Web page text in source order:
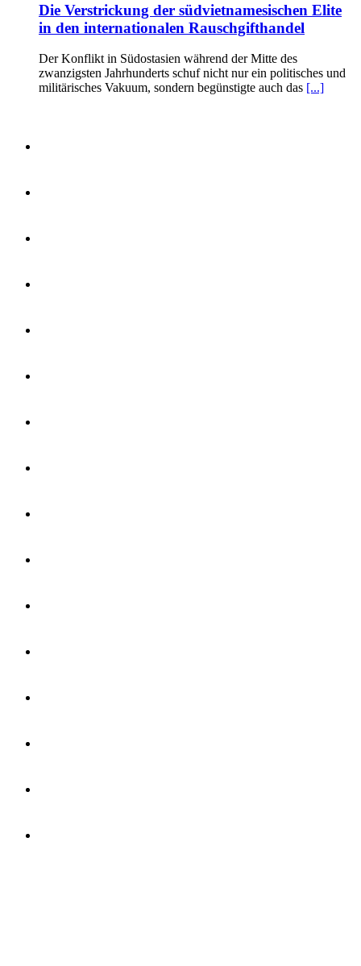
Die Verstrickung der südvietnamesischen Elite
in den internationalen Rauschgifthandel
Der Konflikt in Südostasien während der Mitte des
zwanzigsten Jahrhunderts schuf nicht nur ein politisches und
militärisches Vakuum, sondern begünstigte auch das [...]